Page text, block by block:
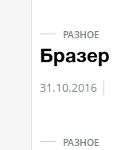
РАЗНОЕ
31.10.2016
РАЗНОЕ